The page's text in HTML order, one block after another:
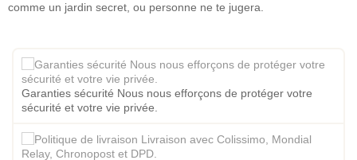
comme un jardin secret, ou personne ne te jugera.
Garanties sécurité Nous nous efforçons de protéger votre
sécurité et votre vie privée.